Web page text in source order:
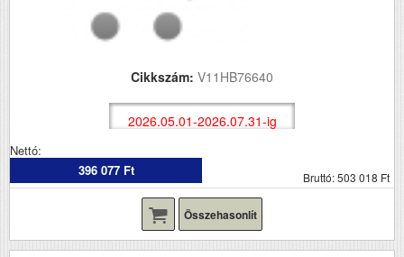
Cikkszám: V11HB76640
2026.05.01-2026.07.31-ig
Nettó:
396 077 Ft
Bruttó: 503 018 Ft
Összehasonlít